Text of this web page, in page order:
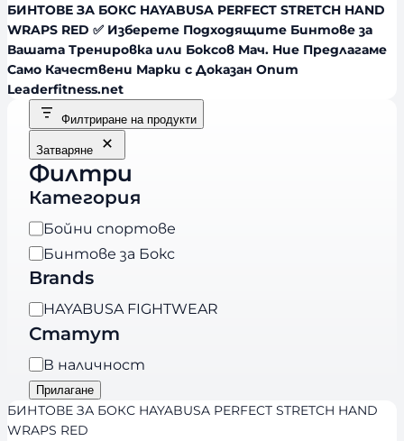
БИНТОВЕ ЗА БОКС HAYABUSA PERFECT STRETCH HAND
WRAPS RED ✅ Изберете Подходящите Бинтове за
Вашата Тренировка или Боксов Мач. Ние Предлагаме
Само Качествени Марки с Доказан Опит
Leaderfitness.net
Филтриране на продукти
Затваряне
Филтри
Категория
К
а
т
г
о
р
и
я
Бойни спортове
Бинтове за Бокс
Brands
B
r
a
n
d
s
HAYABUSA FIGHTWEAR
Статут
Н
а
л
и
В наличност
Прилагане
БИНТОВЕ ЗА БОКС HAYABUSA PERFECT STRETCH HAND
WRAPS RED